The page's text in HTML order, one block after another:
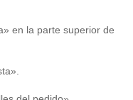
en la parte superior de